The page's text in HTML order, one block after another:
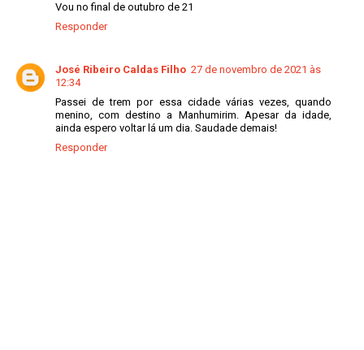
Vou no final de outubro de 21
Responder
José Ribeiro Caldas Filho 27 de novembro de 2021 às
12:34
Passei de trem por essa cidade várias vezes, quando
menino, com destino a Manhumirim. Apesar da idade,
ainda espero voltar lá um dia. Saudade demais!
Responder